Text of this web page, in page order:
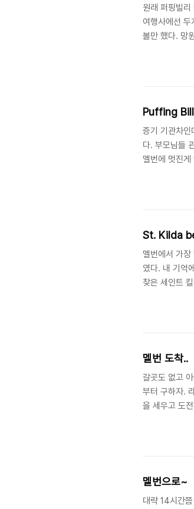
원래 퍼핑빌
여행사에선
볼만 했다. 망
Puffing
증기 기관차
다. 부모님들
멜번에 멋진게
St. Kilda
멜번에서 가
였다. 내 기억
찾은 세인트
멜번 도착..
갈곳도 없고
부터 구하자.
을 세우고 도
멜번으로~
대략 14시간